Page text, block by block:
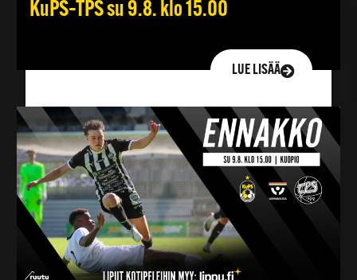
KuPS–TPS su 9.8. klo 15.00
LUE LISÄÄ